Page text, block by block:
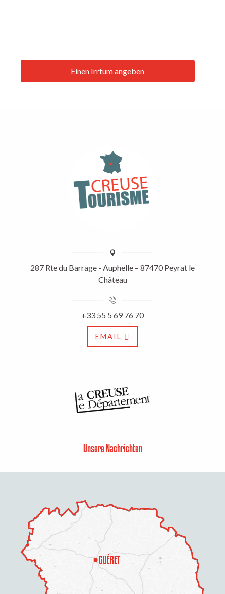
Einen Irrtum angeben
287 Rte du Barrage - Auphelle – 87470 Peyrat le
Château
+33 55 5 69 76 70
EMAIL
Unsere Nachrichten